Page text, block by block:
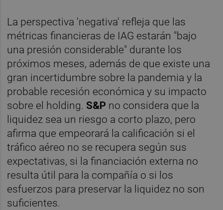
La perspectiva 'negativa' refleja que las
métricas financieras de IAG estarán "bajo
una presión considerable" durante los
próximos meses, además de que existe una
gran incertidumbre sobre la pandemia y la
probable recesión económica y su impacto
sobre el holding. S&P no considera que la
liquidez sea un riesgo a corto plazo, pero
afirma que empeorará la calificación si el
tráfico aéreo no se recupera según sus
expectativas, si la financiación externa no
resulta útil para la compañía o si los
esfuerzos para preservar la liquidez no son
suficientes.